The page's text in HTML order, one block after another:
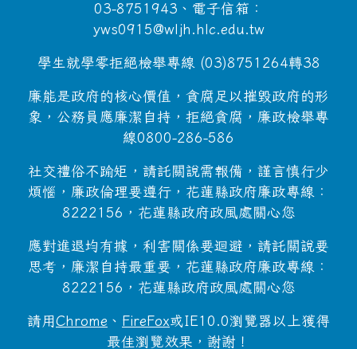
03-8751943、電子信箱：
yws0915@wljh.hlc.edu.tw
學生就學零拒絕檢舉專線 (03)8751264轉38
廉能是政府的核心價值，貪腐足以摧毀政府的形
象，公務員應廉潔自持，拒絕貪腐，廉政檢舉專
線0800-286-586
社交禮俗不踰矩，請託關說需報備，謹言慎行少
煩惱，廉政倫理要遵行，花蓮縣政府廉政專線：
8222156，花蓮縣政府政風處關心您
應對進退均有據，利害關係要迴避，請託關說要
思考，廉潔自持最重要，花蓮縣政府廉政專線：
8222156，花蓮縣政府政風處關心您
請用 Chrome 、 FireFox或IE10.0瀏覽器以上獲得
最佳瀏覽效果，謝謝！